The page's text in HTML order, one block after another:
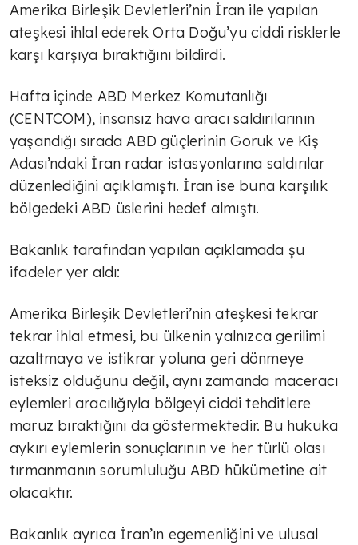
Amerika Birleşik Devletleri’nin İran ile yapılan
ateşkesi ihlal ederek Orta Doğu’yu ciddi risklerle
karşı karşıya bıraktığını bildirdi.
Hafta içinde ABD Merkez Komutanlığı
(CENTCOM), insansız hava aracı saldırılarının
yaşandığı sırada ABD güçlerinin Goruk ve Kiş
Adası’ndaki İran radar istasyonlarına saldırılar
düzenlediğini açıklamıştı. İran ise buna karşılık
bölgedeki ABD üslerini hedef almıştı.
Bakanlık tarafından yapılan açıklamada şu
ifadeler yer aldı:
Amerika Birleşik Devletleri’nin ateşkesi tekrar
tekrar ihlal etmesi, bu ülkenin yalnızca gerilimi
azaltmaya ve istikrar yoluna geri dönmeye
isteksiz olduğunu değil, aynı zamanda maceracı
eylemleri aracılığıyla bölgeyi ciddi tehditlere
maruz bıraktığını da göstermektedir. Bu hukuka
aykırı eylemlerin sonuçlarının ve her türlü olası
tırmanmanın sorumluluğu ABD hükümetine ait
olacaktır.
Bakanlık ayrıca İran’ın egemenliğini ve ulusal